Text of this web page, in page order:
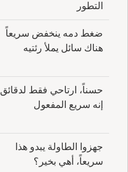
التطور
ضغط دمه ينخفض سريعاً
هناك سائل يملأ رئتيه
حسناً، ارتاحي فقط لدقائق
إنه سريع المفعول
جهزوا الطاولة يبدو هذا
سريعاً، أهي بخير؟